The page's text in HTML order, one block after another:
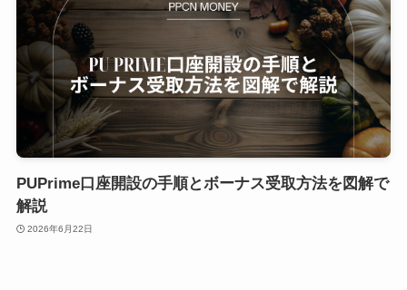
PUPrime口座開設の手順とボーナス受取方法を図解で
解説
2026年6月22日